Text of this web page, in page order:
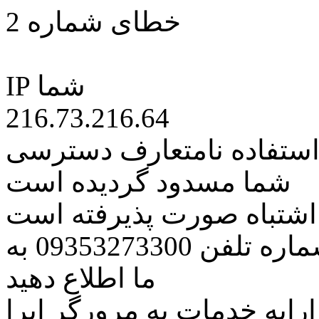
خطای شماره 2
IP شما
216.73.216.64
نامتعارف دسترسی
شما مسدود گردیده است
اشتباه صورت پذیرفته است
مراتب این مسئله را از طریق شماره تلفن 09353273300 به
ما اطلاع دهید
خدمات به مرورگر اپرا